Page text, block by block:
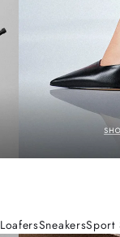
LoafersSneakersSport